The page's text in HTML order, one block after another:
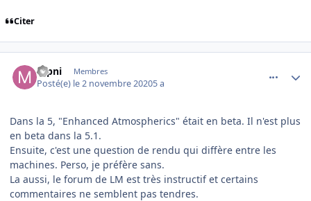
Citer
mpni Membres
Posté(e) le 2 novembre 20205 a
Dans la 5, "Enhanced Atmospherics" était en beta. Il n'est plus
en beta dans la 5.1.
Ensuite, c'est une question de rendu qui diffère entre les
machines. Perso, je préfère sans.
La aussi, le forum de LM est très instructif et certains
commentaires ne semblent pas tendres.